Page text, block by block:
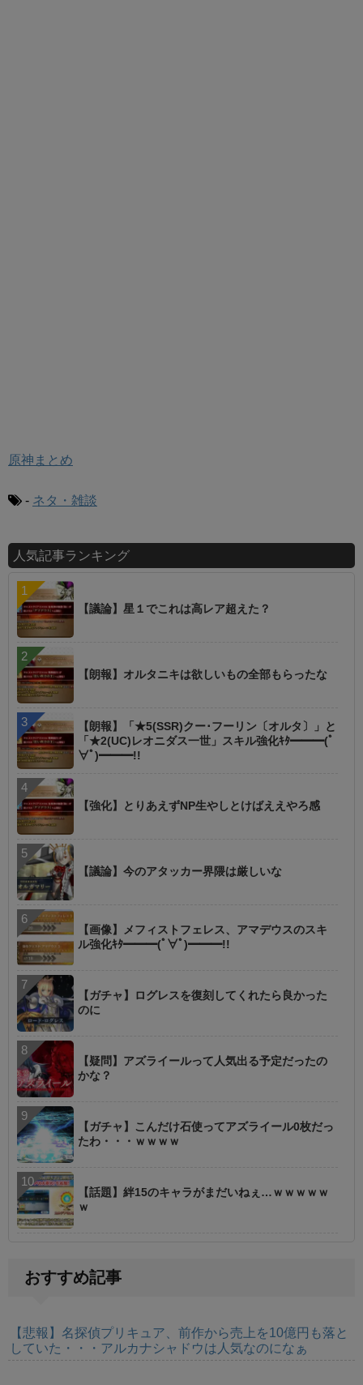
原神まとめ
- ネタ・雑談
人気記事ランキング
【議論】星１でこれは高レア超えた？
【朗報】オルタニキは欲しいもの全部もらったな
【朗報】「★5(SSR)クー･フーリン〔オルタ〕」と
「★2(UC)レオニダス一世」スキル強化ｷﾀ━━━(ﾟ
∀ﾟ)━━━!!
【強化】とりあえずNP生やしとけばええやろ感
【議論】今のアタッカー界隈は厳しいな
【画像】メフィストフェレス、アマデウスのスキ
ル強化ｷﾀ━━━(ﾟ∀ﾟ)━━━!!
【ガチャ】ログレスを復刻してくれたら良かった
のに
【疑問】アズライールって人気出る予定だったの
かな？
【ガチャ】こんだけ石使ってアズライール0枚だっ
たわ・・・ｗｗｗｗ
【話題】絆15のキャラがまだいねぇ…ｗｗｗｗｗ
ｗ
おすすめ記事
【悲報】名探偵プリキュア、前作から売上を10億円も落と
していた・・・アルカナシャドウは人気なのになぁ